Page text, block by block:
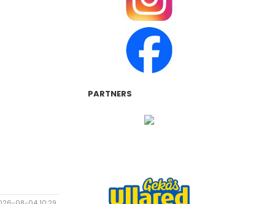
PARTNERS